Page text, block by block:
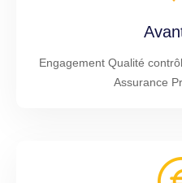
Engagement Qualité
Assurance